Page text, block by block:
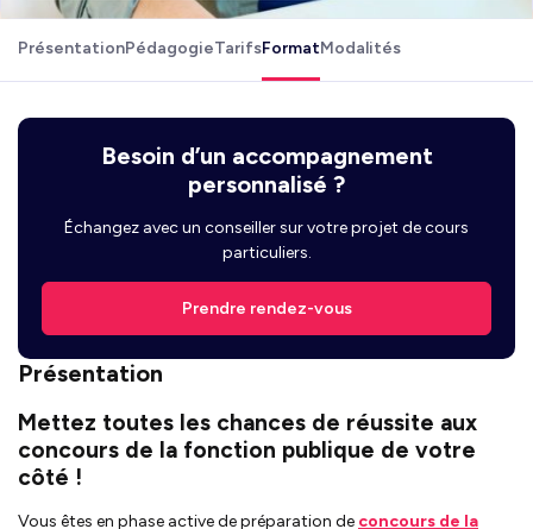
PrésentationPédagogieTarifsFormatModalités
Besoin d’un accompagnement
personnalisé ?
Échangez avec un conseiller sur votre projet de cours
particuliers.
Prendre rendez-vous
Présentation
Mettez toutes les chances de réussite aux
concours de la fonction publique de votre
côté !
Vous êtes en phase active de préparation de concours de la